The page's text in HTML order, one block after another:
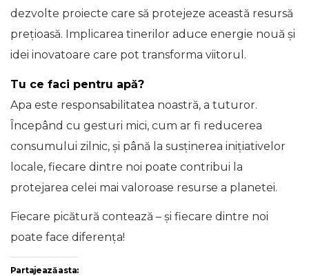
dezvolte proiecte care să protejeze această resursă
prețioasă. Implicarea tinerilor aduce energie nouă și
idei inovatoare care pot transforma viitorul.
Tu ce faci pentru apă?
Apa este responsabilitatea noastră, a tuturor.
Începând cu gesturi mici, cum ar fi reducerea
consumului zilnic, și până la susținerea inițiativelor
locale, fiecare dintre noi poate contribui la
protejarea celei mai valoroase resurse a planetei.
Fiecare picătură contează – și fiecare dintre noi
poate face diferența!
Partajează asta: